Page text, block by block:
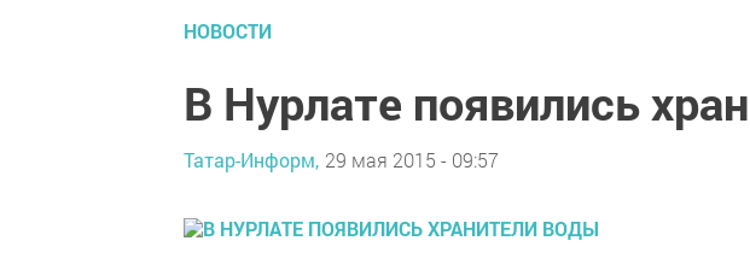
НОВОСТИ
В Нурлате появились
Татар-Информ, 29 мая 2015 - 09:57